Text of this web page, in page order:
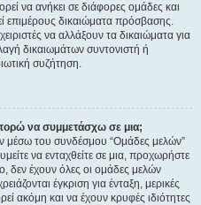
να ανήκει σε διάφορες ομάδες και
επιμέρους δικαιώματα πρόσβασης.
να αλλάξουν τα δικαιώματα για
δικαιωμάτων συντονιστή ή
συζήτηση.
να συμμετάσχω σε μια;
μέσω του συνδέσμου “Ομάδες μελών”
να ενταχθείτε σε μια, προχωρήστε
δεν έχουν όλες οι ομάδες μελών
έγκριση για ένταξη, μερικές
ακόμη και να έχουν κρυφές ιδιότητες